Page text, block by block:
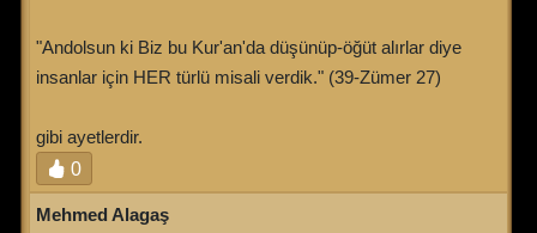
"Andolsun ki Biz bu Kur'an'da düşünüp-öğüt alırlar diye
insanlar için HER türlü misali verdik." (39-Zümer 27)
gibi ayetlerdir.
0
Mehmed Alagaş